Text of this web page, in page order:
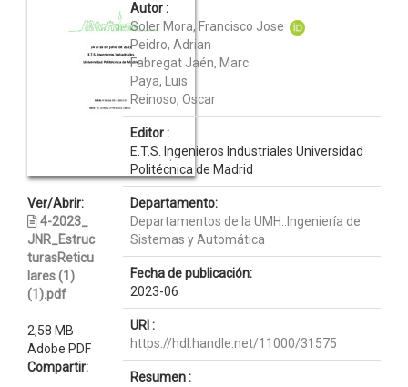
Ver/Abrir:
4-2023_
JNR_Estruc
turasReticu
lares (1)
(1).pdf
2,58 MB
Adobe PDF
Compartir:
Autor :
Soler Mora, Francisco Jose
Peidro, Adrian
Fabregat Jaén, Marc
Paya, Luis
Reinoso, Oscar
Editor :
E.T.S. Ingenieros Industriales Universidad
Politécnica de Madrid
Departamento:
Departamentos de la UMH::Ingeniería de
Sistemas y Automática
Fecha de publicación:
2023-06
URI :
https://hdl.handle.net/11000/31575
Resumen :